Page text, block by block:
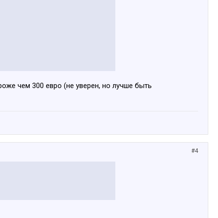
чем 300 евро (не уверен, но лучше быть
#4